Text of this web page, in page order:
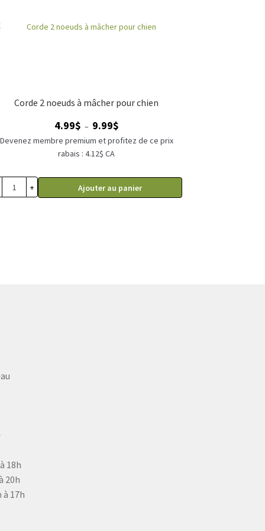
Corde 2 noeuds à mâcher pour chien
4.99$ – 9.99$Plage
de
à
9.99$
Devenez membre premium et profitez de ce prix
rabais : 4.12$ CA
+ Ajouter au panier
18h
20h
à 17h